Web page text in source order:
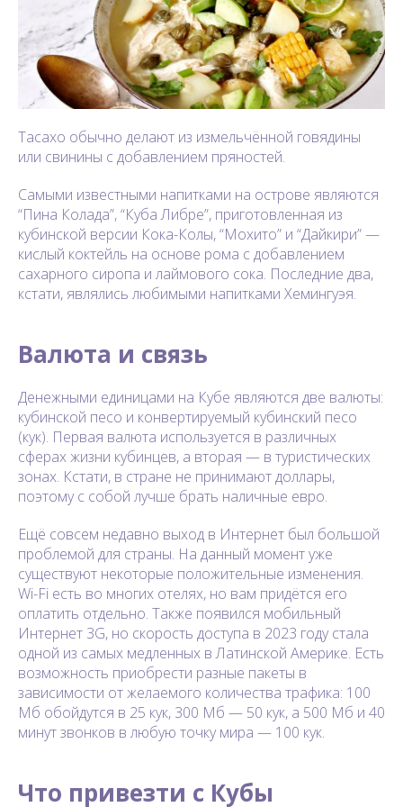
Тасахо обычно делают из измельчённой говядины
или свинины с добавлением пряностей.
Самыми известными напитками на острове являются
“Пина Колада”, “Куба Либре”, приготовленная из
кубинской версии Кока-Колы, “Мохито” и “Дайкири” —
кислый коктейль на основе рома с добавлением
сахарного сиропа и лаймового сока. Последние два,
кстати, являлись любимыми напитками Хемингуэя.
Валюта и связь
Денежными единицами на Кубе являются две валюты:
кубинской песо и конвертируемый кубинский песо
(кук). Первая валюта используется в различных
сферах жизни кубинцев, а вторая — в туристических
зонах. Кстати, в стране не принимают доллары,
поэтому с собой лучше брать наличные евро.
Ещё совсем недавно выход в Интернет был большой
проблемой для страны. На данный момент уже
существуют некоторые положительные изменения.
Wi-Fi есть во многих отелях, но вам придётся его
оплатить отдельно. Также появился мобильный
Интернет 3G, но скорость доступа в 2023 году стала
одной из самых медленных в Латинской Америке. Есть
возможность приобрести разные пакеты в
зависимости от желаемого количества трафика: 100
Мб обойдутся в 25 кук, 300 Мб — 50 кук, а 500 Мб и 40
минут звонков в любую точку мира — 100 кук.
Что привезти с Кубы